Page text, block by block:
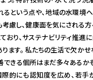
という点や、地域の水環境
慮し、健康面を気にされる
おり、サステナビリティ推進
ます。 私たちの生活で欠か
できる個所はまだ多々あるか
際的にも認知度を広め、若手